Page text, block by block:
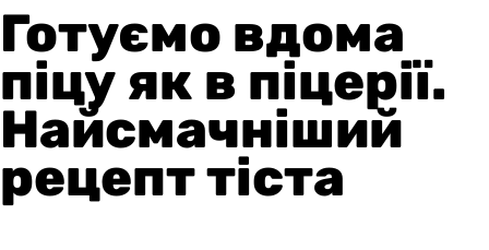
Готуємо вдома
піцу як в піцерії.
Найсмачніший
рецепт тіста